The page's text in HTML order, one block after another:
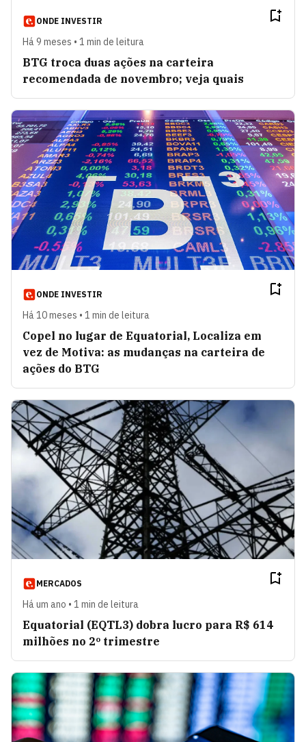
ONDE INVESTIR
Há 9 meses • 1 min de leitura
BTG troca duas ações na carteira
recomendada de novembro; veja quais
ONDE INVESTIR
Há 10 meses • 1 min de leitura
Copel no lugar de Equatorial, Localiza em
vez de Motiva: as mudanças na carteira de
ações do BTG
MERCADOS
Há um ano • 1 min de leitura
Equatorial (EQTL3) dobra lucro para R$ 614
milhões no 2º trimestre